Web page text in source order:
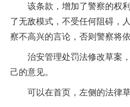
该条款，增加了警察的权
了无敌模式，不受任何阻碍，
察不高兴的言论，否则警察将依
治安管理处罚法修改草案
己的意见。
可以在首页，左侧的法律